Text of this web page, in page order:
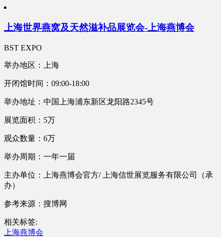
上海世界燕窝及天然滋补品展览会-上海燕博会
BST EXPO
举办地区：上海
开闭馆时间：09:00-18:00
举办地址：中国上海浦东新区龙阳路2345号
展览面积：5万
观众数量：6万
举办周期：一年一届
主办单位：上海燕博会官方/ 上海信世展览服务有限公司（承
办）
参考来源：搜博网
相关标签:
上海燕博会